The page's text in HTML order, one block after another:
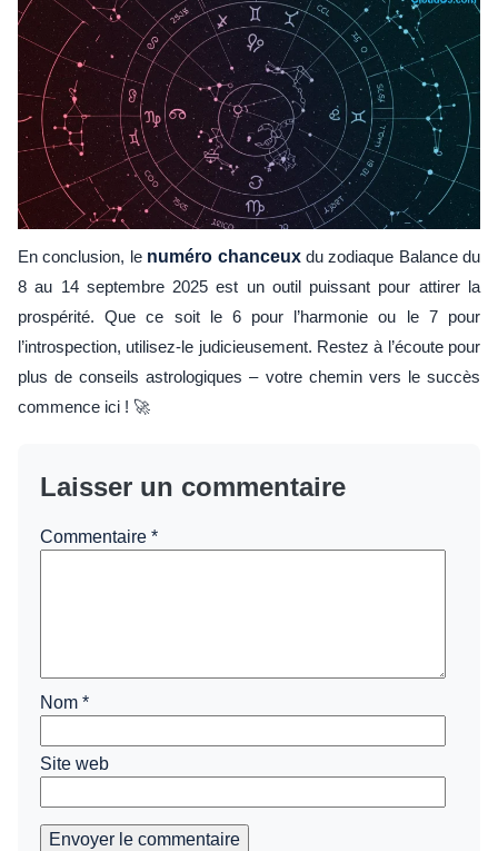
En conclusion, le numéro chanceuxdu zodiaque Balance du
8 au 14 septembre 2025 est un outil puissant pour attirer la
prospérité. Que ce soit le 6 pour l’harmonie ou le 7 pour
l’introspection, utilisez-le judicieusement. Restez à l’écoute pour
plus de conseils astrologiques – votre chemin vers le succès
commence ici ! 🚀
Laisser un commentaire
Commentaire *
Nom *
Site web
Envoyer le commentaire